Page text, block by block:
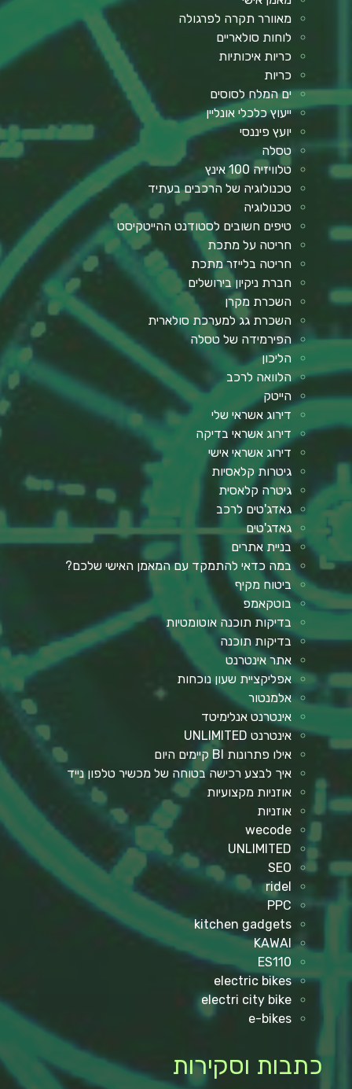
מאוורר תקרה לפרגולה
לוחות סולאריים
כריות איכותיות
כריות
ים המלח לסוסים
ייעוץ כלכלי אונליין
יועץ פיננסי
טסלה
טלוויזיה 100 אינץ
טכנולוגיה של הרכבים בעתיד
טכנולוגיה
טיפים חשובים לסטודנט ההייטקיסט
חריטה על מתכת
חריטה בלייזר מתכת
חברת ניקיון בירושלים
השכרת מקרן
השכרת גג למערכת סולארית
הפירמידה של טסלה
הליכון
הלוואה לרכב
הייטק
דירוג אשראי שלי
דירוג אשראי בדיקה
דירוג אשראי אישי
גיטרות קלאסיות
גיטרה קלאסית
גאדג'טים לרכב
גאדג'טים
בניית אתרים
במה כדאי להתמקד עם המאמן האישי שלכם?
ביטוח מקיף
בוטקאמפ
בדיקות תוכנה אוטומטיות
בדיקות תוכנה
אתר אינטרנט
אפליקציית שעון נוכחות
אלמנטור
אינטרנט אנלימיטד
אינטרנט UNLIMITED
אילו פתרונות BI קיימים היום
איך לבצע רכישה בטוחה של מכשיר טלפון נייד
אוזניות מקצועיות
אוזניות
wecode
UNLIMITED
SEO
ridel
PPC
kitchen gadgets
KAWAI
ES110
electric bikes
electri city bike
e-bikes
כתבות וסקירות